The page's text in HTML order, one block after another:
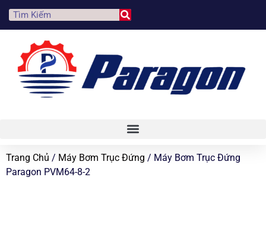
Trang Chủ / Máy Bơm Trục Đứng / Máy Bơm Trục Đứng
Paragon PVM64-8-2